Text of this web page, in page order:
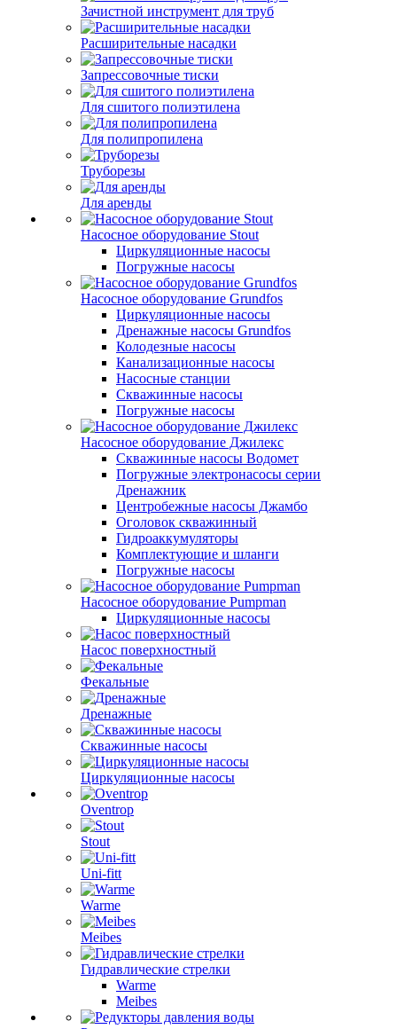
Зачистной инструмент для труб
Расширительные насадки
Запрессовочные тиски
Для сшитого полиэтилена
Для полипропилена
Труборезы
Для аренды
Насосное оборудование Stout
Циркуляционные насосы
Погружные насосы
Насосное оборудование Grundfos
Циркуляционные насосы
Дренажные насосы Grundfos
Колодезные насосы
Канализационные насосы
Насосные станции
Скважинные насосы
Погружные насосы
Насосное оборудование Джилекс
Скважинные насосы Водомет
Погружные электронасосы серии
Дренажник
Центробежные насосы Джамбо
Оголовок скважинный
Гидроаккумуляторы
Комплектующие и шланги
Погружные насосы
Насосное оборудование Pumpman
Циркуляционные насосы
Насос поверхностный
Фекальные
Дренажные
Скважинные насосы
Циркуляционные насосы
Oventrop
Stout
Uni-fitt
Warme
Meibes
Гидравлические стрелки
Warme
Meibes